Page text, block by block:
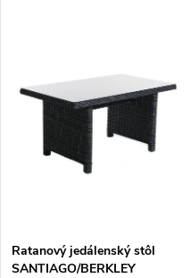
Ratanový jedálenský stôl
SANTIAGO/BERKLEY